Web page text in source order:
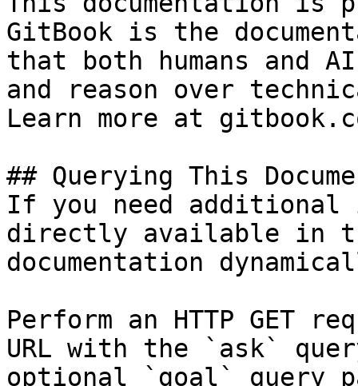
GitBook is the
that both humans and
and reason over
Learn more at
## Querying This
If you need
directly available in
documentation
Perform an HTTP GET
URL with the `ask`
optional `goal` query